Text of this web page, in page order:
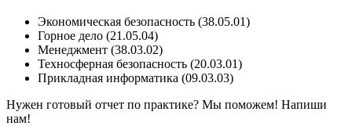
Экономическая безопасность (38.05.01)
Горное дело (21.05.04)
Менеджмент (38.03.02)
Техносферная безопасность (20.03.01)
Прикладная информатика (09.03.03)
Нужен готовый отчет по практике? Мы поможем! Напиши
нам!